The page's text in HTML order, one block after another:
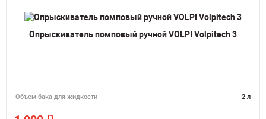
Опрыскиватель помповый ручной VOLPI Volpitech 3
Объем бака для жидкости 2 л